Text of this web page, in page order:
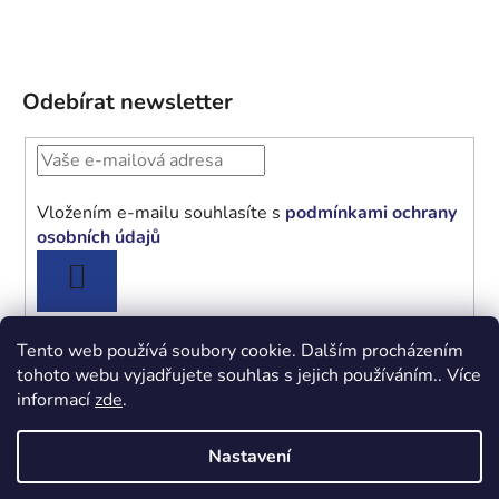
Tento web používá soubory cookie. Dalším procházením
tohoto webu vyjadřujete souhlas s jejich používáním.. Více
informacízde.
Nastavení
Odebírat newsletter
Vložením e-mailu souhlasíte s podmínkami ochrany
osobních údajů
SE
Obchodní podmínky Podmínky ochrany osobních údajů